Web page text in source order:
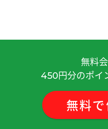
说到章鱼，我很喜欢章
菜。下次见哦！！
ミッキー老师，谢谢。
思。下次见啦！( 50代
無料
450円分のポイ
無料で